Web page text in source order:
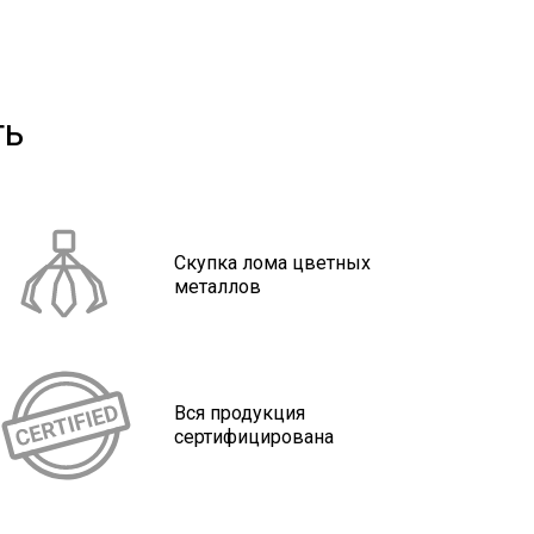
Скупка лома цветных
металлов
Вся продукция
сертифицирована